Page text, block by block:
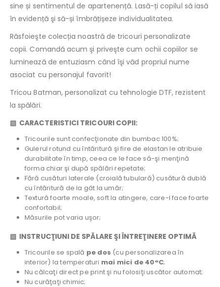
sine și sentimentul de apartenență. Lasă-ți copilul să iasă
în evidență şi să-și îmbrățișeze individualitatea.
Răsfoieşte colecția noastră de tricouri personalizate
copii. Comandă acum şi priveşte cum ochii copiilor se
luminează de entuziasm când îşi văd propriul nume
asociat cu personajul favorit!
Tricou Batman, personalizat cu tehnologie DTF, rezistent
la spălări.
▧ CARACTERISTICI TRICOURI COPII:
Tricourile sunt confecţionate din bumbac 100%;
Gulerul rotund cu întăritură şi fire de elastan le atribuie
durabilitate în timp, ceea ce le face să-şi menţină
forma chiar şi după spălări repetate;
Fără cusături laterale (croială tubulară) cusătură dublă
cu întăritură de la gât la umăr;
Textură foarte moale, soft la atingere, care-l face foarte
confortabil;
Măsurile pot varia uşor;
▧ INSTRUCŢIUNI DE SPĂLARE ŞI ÎNTREŢINERE OPTIMĂ
Tricourile se spală pe dos (cu personalizarea în
interior) la temperaturi mai mici de 40°C;
Nu călcaţi direct pe print şi nu folosiţi uscător automat;
Nu curăţaţi chimic;